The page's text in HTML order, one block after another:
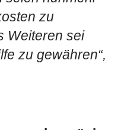
zu
Weiteren sei
zu gewähren“,